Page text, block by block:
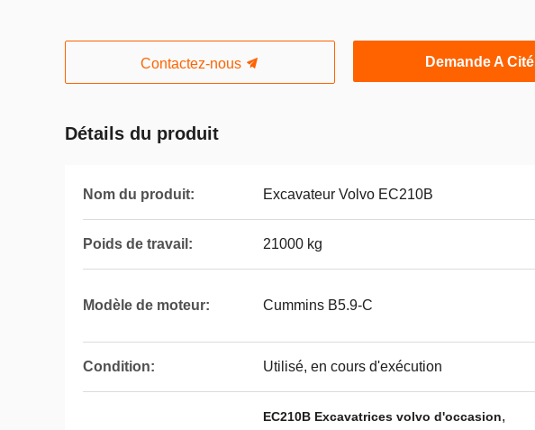
Contactez-nous Demande A Cité
Détails du produit
Nom du produit: Excavateur Volvo EC210B
Poids de travail: 21000 kg
Modèle de moteur: Cummins B5.9-C
Condition: Utilisé, en cours d'exécution
EC210B Excavatrices volvo d'occasion,